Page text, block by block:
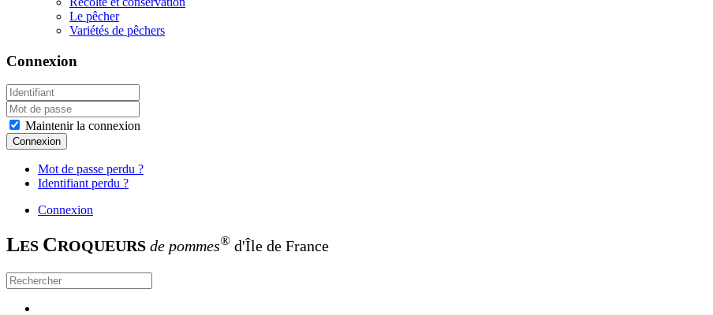
Le pêcher
Variétés de pêchers
Connexion
Maintenir la connexion
Connexion
Mot de passe perdu ?
Identifiant perdu ?
Connexion
LES CROQUEURS de pommes® d'Île de France